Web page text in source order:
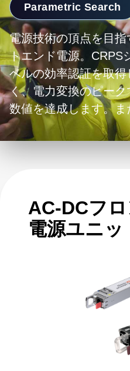
Parametric Search
電源技術の頂点を目
トエンド電源。CRPS
ベルの効率認証を取
く、電力変換のピー
数値を達成します。
抑えています。DS、
それぞれのシリーズ
ペースを最適化して
度、ホットスワップ
徴とする当社の電源
AC-DCフ
電源ユニッ